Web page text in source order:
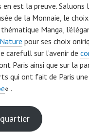
est la preuve. Saluons
de la Monnaie, le
Manga,
pour ses choix
carefull sur l’avenir de
Paris ainsi que sur la
qui ont fait de Paris
« .